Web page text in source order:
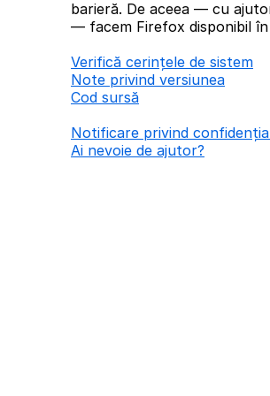
barieră. De aceea — cu
— facem Firefox disponibil în
Verifică cerințele de sistem
Note privind versiunea
Cod sursă
Notificare privind
Ai nevoie de ajutor?